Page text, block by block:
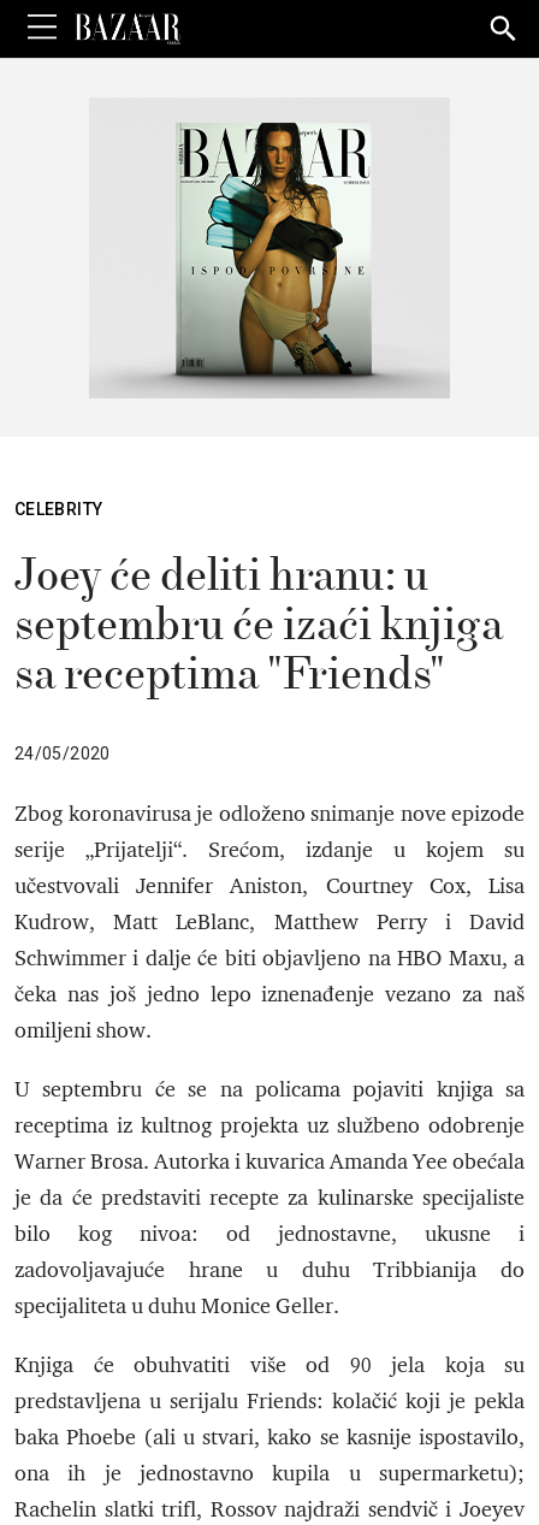
for:
CELEBRITY
Joey će deliti hranu: u
septembru će izaći knjiga
sa receptima "Friends"
24/05/2020
Zbog koronavirusa je odloženo snimanje nove epizode
​​serije „Prijatelji“. Srećom, izdanje u kojem su
učestvovali Jennifer Aniston, Courtney Cox, Lisa
Kudrow, Matt LeBlanc, Matthew Perry i David
Schwimmer i dalje će biti objavljeno na HBO Maxu, a
čeka nas još jedno lepo iznenađenje vezano za naš
omiljeni show.
U septembru će se na policama pojaviti knjiga sa
receptima iz kultnog projekta uz službeno odobrenje
Warner Brosa. Autorka i kuvarica Amanda Yee obećala
je da će predstaviti recepte za kulinarske specijaliste
bilo kog nivoa: od jednostavne, ukusne i
zadovoljavajuće hrane u duhu Tribbianija do
specijaliteta u duhu Monice Geller.
Knjiga će obuhvatiti više od 90 jela koja su
predstavljena u serijalu Friends: kolačić koji je pekla
baka Phoebe (ali u stvari, kako se kasnije ispostavilo,
ona ih je jednostavno kupila u supermarketu);
Rachelin slatki trifl, Rossov najdraži sendvič i Joeyev